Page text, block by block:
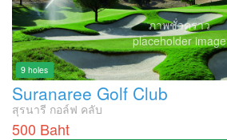
ภาพชั่วคราว
placeholder image
9 holes
Suranaree Golf Club
สุรนารี กอล์ฟ คลับ
500 Baht